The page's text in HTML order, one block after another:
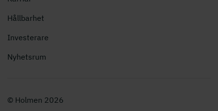
Hållbarhet
Investerare
Nyhetsrum
© Holmen 2026